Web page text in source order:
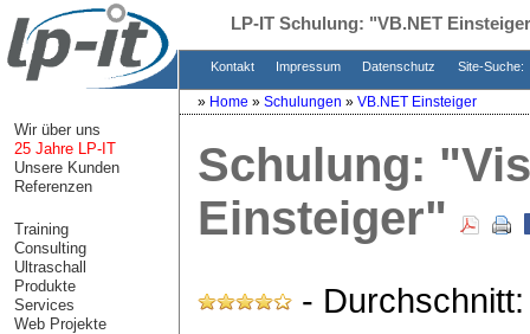
LP-IT Schulung: "VB.NET
Kontakt Impressum Datenschutz Site-Suche:
» Home » Schulungen » VB.NET Einsteiger
Schulung:
Einsteiger"
-
Wir über uns
25 Jahre LP-IT
Unsere Kunden
Referenzen
Training
Consulting
Ultraschall
Produkte
Services
Web Projekte